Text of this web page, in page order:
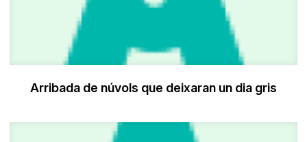
Arribada de núvols que deixaran un dia gris